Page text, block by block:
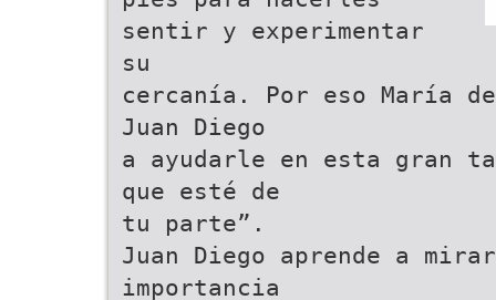
sentir y experimentar
su
cercanía. Por eso María
Juan Diego
a ayudarle en esta gran
que esté de
tu parte”.
Juan Diego aprende a
importancia